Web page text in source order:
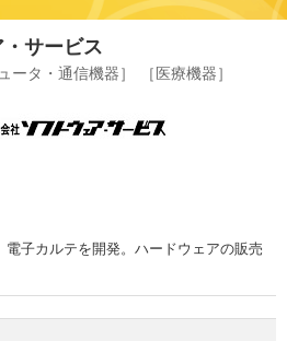
サービス
ータ・通信機器］ ［医療機器］
子カルテを開発。ハードウェアの販売